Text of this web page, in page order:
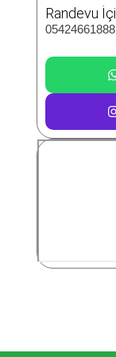
Randevu
05424661888